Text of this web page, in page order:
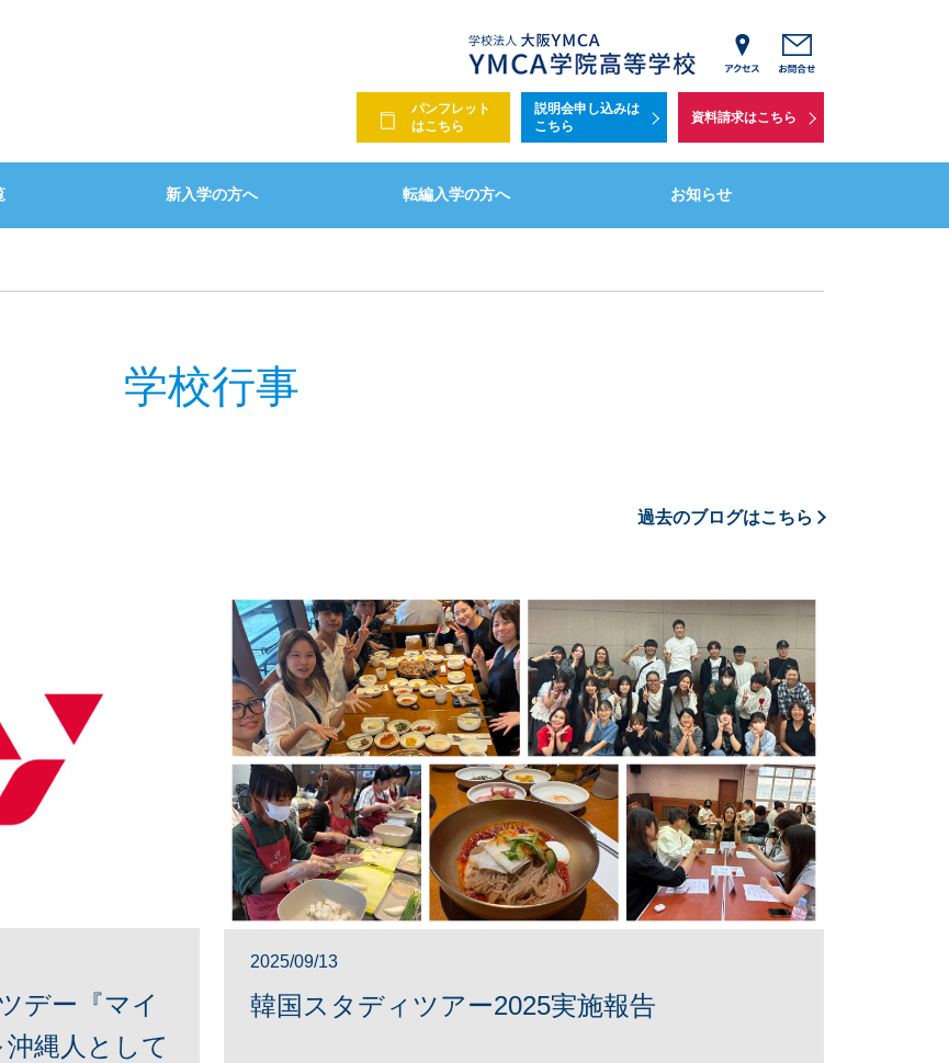
パンフレット
はこちら
説明会申し込みは
こちら
資料請求はこちら
新入学の方へ 転編入学の方へ
募集要項・学費
学校説明会・個別相談会
お知らせ
学校行事
過去のブログはこちら
デー『マイ
縄人として
2025/09/13
韓国スタディツアー2025実施報告